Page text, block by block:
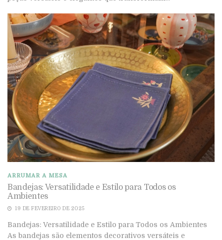
ARRUMAR A MESA
Bandejas: Versatilidade e Estilo para Todos os
Ambientes
19 DE FEVEREIRO DE 2025
Bandejas: Versatilidade e Estilo para Todos os Ambientes
As bandejas são elementos decorativos versáteis e